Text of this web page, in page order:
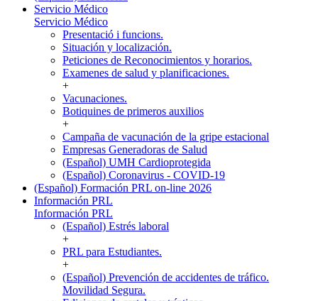
Servicio Médico
Servicio Médico
Presentació i funcions.
Situación y localización.
Peticiones de Reconocimientos y horarios.
Examenes de salud y planificaciones.
+
Vacunaciones.
Botiquines de primeros auxilios
+
Campaña de vacunación de la gripe estacional
Empresas Generadoras de Salud
(Español) UMH Cardioprotegida
(Español) Coronavirus - COVID-19
(Español) Formación PRL on-line 2026
Información PRL
Información PRL
(Español) Estrés laboral
+
PRL para Estudiantes.
+
(Español) Prevención de accidentes de tráfico.
Movilidad Segura.